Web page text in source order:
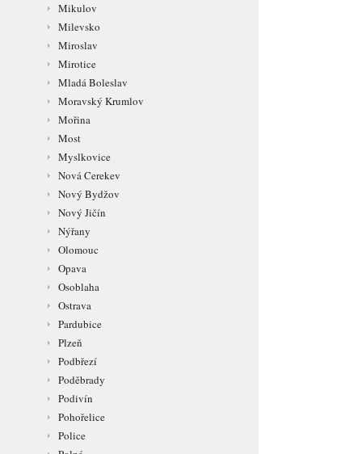
Mikulov
Milevsko
Miroslav
Mirotice
Mladá Boleslav
Moravský Krumlov
Mořina
Most
Myslkovice
Nová Cerekev
Nový Bydžov
Nový Jičín
Nýřany
Olomouc
Opava
Osoblaha
Ostrava
Pardubice
Plzeň
Podbřezí
Poděbrady
Podivín
Pohořelice
Police